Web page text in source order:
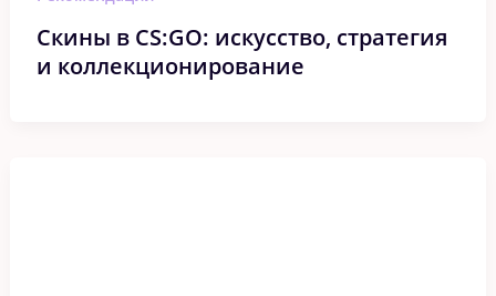
Скины в CS:GO: искусство, стратегия
и коллекционирование